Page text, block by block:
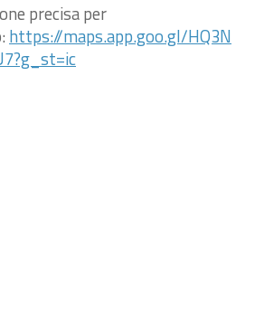
precisa per
https://maps.app.goo.gl/HQ3N